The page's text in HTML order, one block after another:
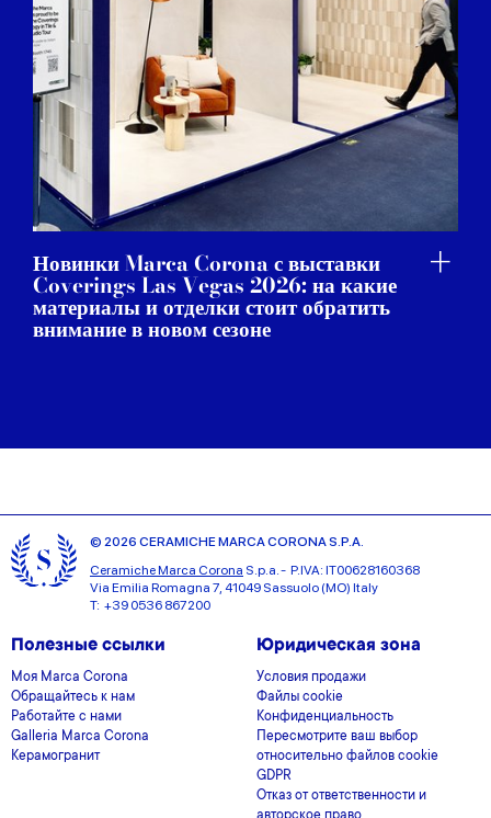
Новинки Marca Corona с выставки
Coverings Las Vegas 2026: на какие
материалы и отделки стоит обратить
внимание в новом сезоне
© 2026 CERAMICHE MARCA CORONA S.P.A.
Ceramiche Marca Corona S.p.a. - P.IVA: IT00628160368
Via Emilia Romagna 7, 41049 Sassuolo (MO) Italy
T: +39 0536 867200
Полезные ссылки
Моя Marca Corona
Обращайтесь к нам
Работайте с нами
Galleria Marca Corona
Керамогранит
Юридическая зона
Условия продажи
Файлы cookie
Конфиденциальность
Пересмотрите ваш выбор
относительно файлов cookie
GDPR
Отказ от ответственности и